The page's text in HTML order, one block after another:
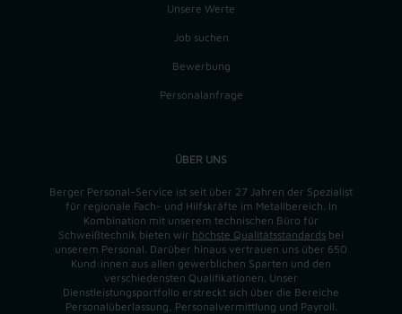
Unsere Werte
Job suchen
Bewerbung
Personalanfrage
ÜBER UNS
Berger Personal-Service ist seit über 27 Jahren der Spezialist
für regionale Fach- und Hilfskräfte im Metallbereich. In
Kombination mit unserem technischen Büro für
Schweißtechnik bieten wir höchste Qualitätsstandards bei
unserem Personal. Darüber hinaus vertrauen uns über 650
Kund:innen aus allen gewerblichen Sparten und den
verschiedensten Qualifikationen. Unser
Dienstleistungsportfolio erstreckt sich über die Bereiche
Personalüberlassung, Personalvermittlung und Payroll.